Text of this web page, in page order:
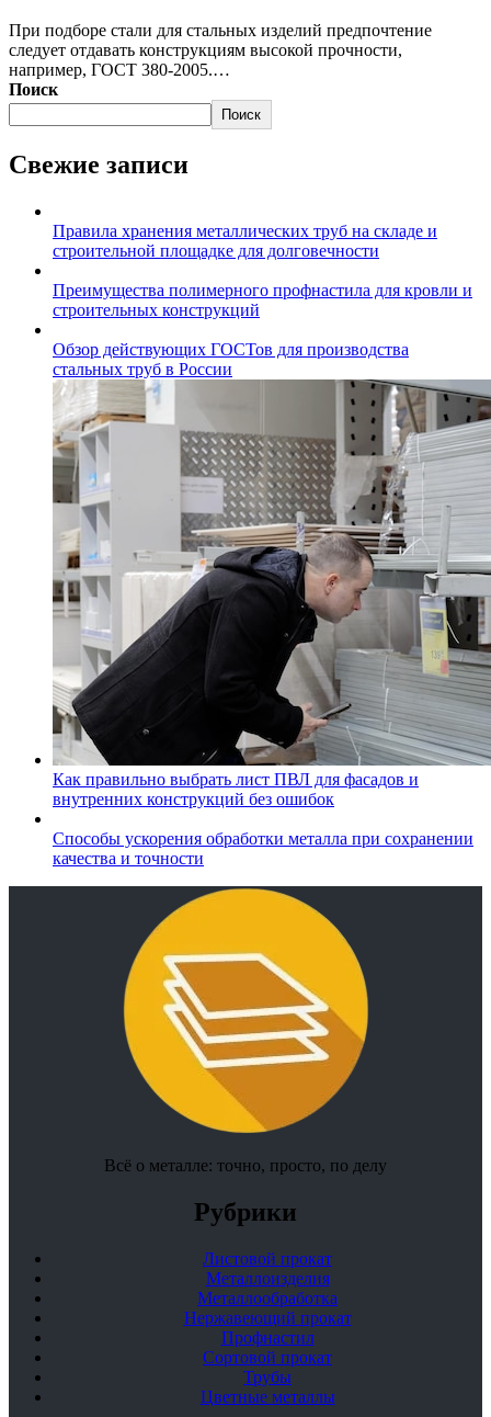
При подборе стали для стальных изделий предпочтение
следует отдавать конструкциям высокой прочности,
например, ГОСТ 380-2005.…
Поиск
Поиск
Свежие записи
Правила хранения металлических труб на складе и
строительной площадке для долговечности
Преимущества полимерного профнастила для кровли и
строительных конструкций
Обзор действующих ГОСТов для производства
стальных труб в России
Как правильно выбрать лист ПВЛ для фасадов и
внутренних конструкций без ошибок
Способы ускорения обработки металла при сохранении
качества и точности
Всё о металле: точно, просто, по делу
Рубрики
Листовой прокат
Металлоизделия
Металлообработка
Нержавеющий прокат
Профнастил
Сортовой прокат
Трубы
Цветные металлы